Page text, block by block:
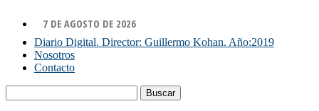
7 DE AGOSTO DE 2026
Diario Digital. Director: Guillermo Kohan. Año:2019
Nosotros
Contacto